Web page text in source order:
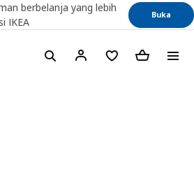
berbelanja yang lebih
IKEA
Buka